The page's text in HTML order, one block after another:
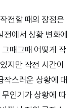
전할 때의 장점은
전에서 상황 변화에
때그때 어떻게 작
지만 작전 시간이
작스러운 상황에 대
인기가 상황에 따